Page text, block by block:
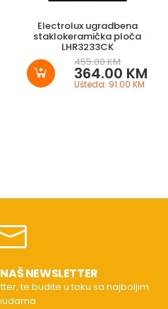
Electrolux ugradbena
staklokeramička ploča
LHR3233CK
455.00 KM
364.00 KM
Ušteda: 91.00 KM
NEWSLETTER
te budite u toku sa najboljim